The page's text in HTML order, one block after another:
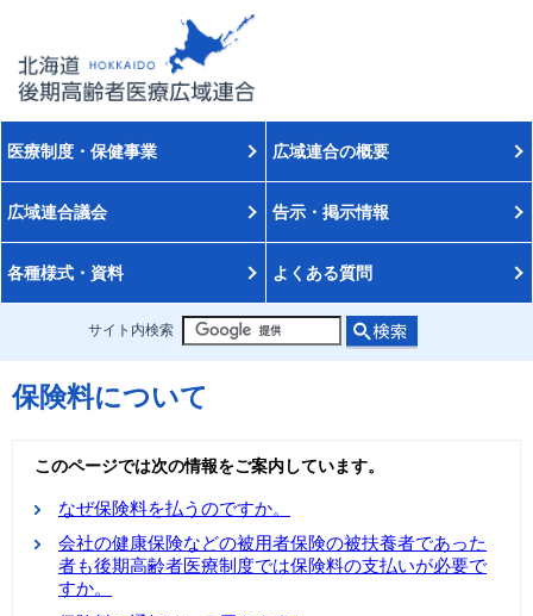
医療制度・保健事業 広域連合の概要
広域連合議会 告示・掲示情報
各種様式・資料 よくある質問
サイト内検索
保険料について
このページでは次の情報をご案内しています。
なぜ保険料を払うのですか。
会社の健康保険などの被用者保険の被扶養者であった
者も後期高齢者医療制度では保険料の支払いが必要で
すか。